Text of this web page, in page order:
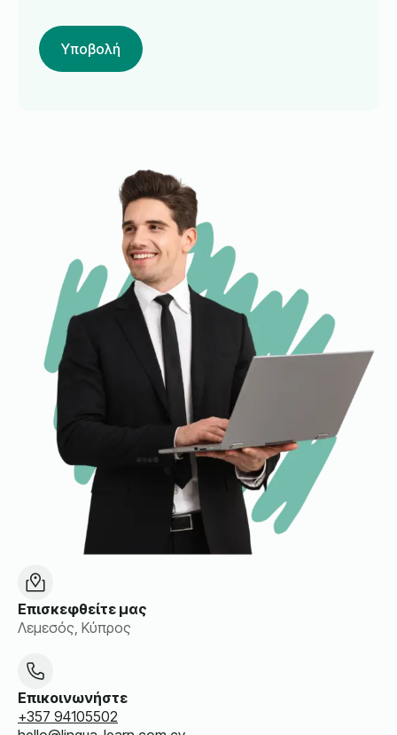
Υποβολή
Επισκεφθείτε μας
Λεμεσός, Κύπρος
Επικοινωνήστε
+357 94105502